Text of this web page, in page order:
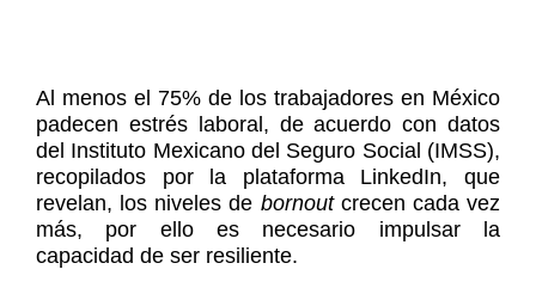
Al menos el 75% de los trabajadores en México
padecen estrés laboral, de acuerdo con datos
del Instituto Mexicano del Seguro Social (IMSS),
recopilados por la plataforma LinkedIn, que
revelan, los niveles de bornoutcrecen cada vez
más, por ello es necesario impulsar la
capacidad de ser resiliente.